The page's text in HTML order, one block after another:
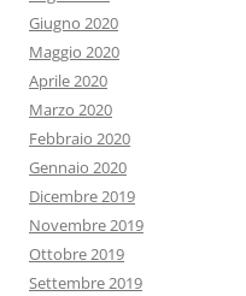
Giugno 2020
Maggio 2020
Aprile 2020
Marzo 2020
Febbraio 2020
Gennaio 2020
Dicembre 2019
Novembre 2019
Ottobre 2019
Settembre 2019